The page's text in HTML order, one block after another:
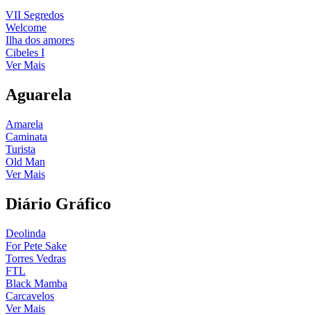
VII Segredos
Welcome
Ilha dos amores
Cibeles I
Ver Mais
Aguarela
Amarela
Caminata
Turista
Old Man
Ver Mais
Diário Gráfico
Deolinda
For Pete Sake
Torres Vedras
FTL
Black Mamba
Carcavelos
Ver Mais